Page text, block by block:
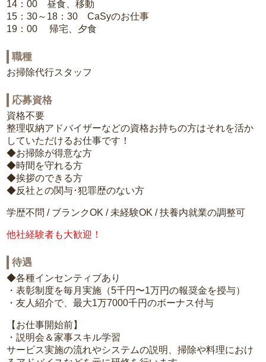
14：00 昼食、移動
15：30～18：30 CaSyのお仕事
19：00 帰宅、夕食
職種
お掃除代行スタッフ
応募資格
資格不要
整理収納アドバイザーなどの資格お持ちの方はそれを活か
していただけるお仕事です！
◆お掃除が得意な方
◆時間を守れる方
◆挨拶のできる方
◆反社との関与･犯罪歴のない方
学歴不問 / ブランクOK / 未経験OK / 扶養内就業の調整可
他社経験者も大歓迎！
待遇
◆各種インセンティブあり
・表彰制度を毎月実施（5千円〜1万円の報奨金を授与）
・友人紹介で、最大1万7000千円のボーナス付与
【お仕事開始前】
・説明会＆家事スキル学習
サービス実施の流れやシステムの説明、掃除や料理におけ